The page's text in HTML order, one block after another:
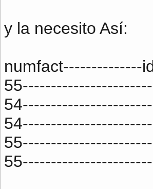
y la necesito Así:
numfact--------------